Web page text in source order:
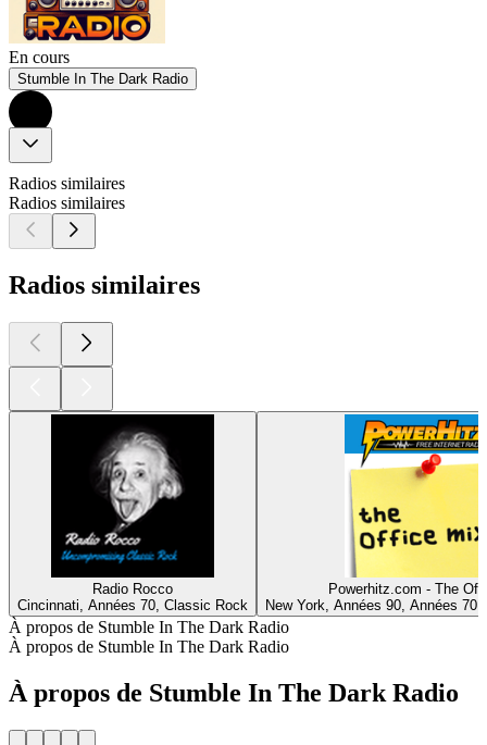
En cours
Stumble In The Dark Radio
Radios similaires
Radios similaires
Radios similaires
Radio Rocco
Cincinnati, Années 70, Classic Rock
Powerhitz.com - The
New York, Années 90, Années
À propos de Stumble In The Dark Radio
À propos de Stumble In The Dark Radio
À propos de Stumble In The Dark Radio